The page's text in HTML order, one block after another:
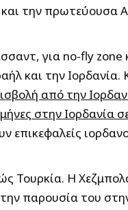
την πρωτεύουσα
για no-fly zone
και την Ιορδανία.
από την
στην Ιορδανία
επικεφαλείς
Τουρκία. Η
παρουσία του